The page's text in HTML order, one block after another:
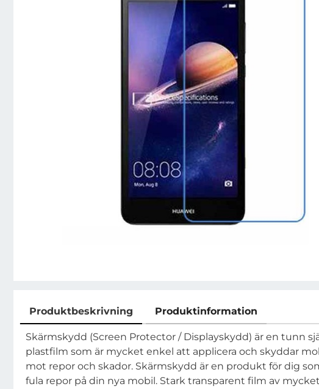
Produktbeskrivning Produktinformation
Produktbeskrivning
Skärmskydd (Screen Protector / Displayskydd) är en tunn
plastfilm som är mycket enkel att applicera och skyddar
mot repor och skador. Skärmskydd är en produkt för dig
fula repor på din nya mobil. Stark transparent film av